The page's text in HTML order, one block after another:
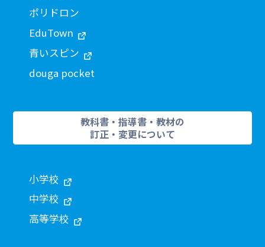
ポリドロン
EduTown
青いスピン
douga pocket
教科書・指導書・教材の
訂正・変更について
小学校
中学校
高等学校